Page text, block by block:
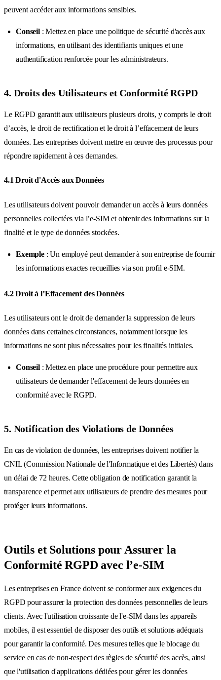
peuvent accéder aux informations sensibles.
Conseil: Mettez en place une politique de sécurité d'accès aux
informations, en utilisant des identifiants uniques et une
authentification renforcée pour les administrateurs.
4. Droits des Utilisateurs et Conformité RGPD
Le RGPD garantit aux utilisateurs plusieurs droits, y compris le droit
d’accès, le droit de rectification et le droit à l’effacement de leurs
données. Les entreprises doivent mettre en œuvre des processus pour
répondre rapidement à ces demandes.
4.1 Droit d'Accès aux Données
Les utilisateurs doivent pouvoir demander un accès à leurs données
personnelles collectées via l’e-SIM et obtenir des informations sur la
finalité et le type de données stockées.
Exemple: Un employé peut demander à son entreprise de fournir
les informations exactes recueillies via son profil e-SIM.
4.2 Droit à l’Effacement des Données
Les utilisateurs ont le droit de demander la suppression de leurs
données dans certaines circonstances, notamment lorsque les
informations ne sont plus nécessaires pour les finalités initiales.
Conseil: Mettez en place une procédure pour permettre aux
utilisateurs de demander l'effacement de leurs données en
conformité avec le RGPD.
5. Notification des Violations de Données
En cas de violation de données, les entreprises doivent notifier la
CNIL (Commission Nationale de l'Informatique et des Libertés) dans
un délai de 72 heures. Cette obligation de notification garantit la
transparence et permet aux utilisateurs de prendre des mesures pour
protéger leurs informations.
Outils et Solutions pour Assurer la
Conformité RGPD avec l’e-SIM
Les entreprises en France doivent se conformer aux exigences du
RGPD pour assurer la protection des données personnelles de leurs
clients. Avec l'utilisation croissante de l'e-SIM dans les appareils
mobiles, il est essentiel de disposer des outils et solutions adéquats
pour garantir la conformité. Des mesures telles que le blocage du
service en cas de non-respect des règles de sécurité des accès, ainsi
que l'utilisation d'applications dédiées pour gérer les données